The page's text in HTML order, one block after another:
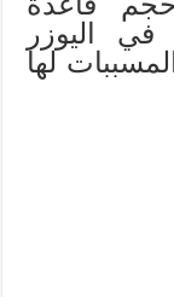
في اليوزر
لها